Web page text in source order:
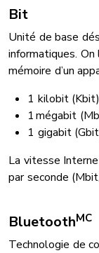
Bit
Unité de base
informatiques.
mémoire d’un
1 kilobit
1 mégabit
1 gigabit
La vitesse
par seconde
BluetoothMC
Technologie de